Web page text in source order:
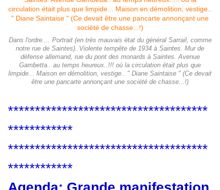
Dans l'ordre.... Portrait (en très mauvais état du général Sarrail, comme
notre rue de Saintes). Violente tempête de 1934 à Saintes. Mur de
défense allemand, rue du pont des monards à Saintes. Avenue
Gambetta.. au temps heureux..!!! où la circulation était plus que
limpide... Maison en démolition, vestige.. " Diane Saintaise " (Ce devait
être une pancarte annonçant une société de chasse...!)
*************************************
************
*************************************
************